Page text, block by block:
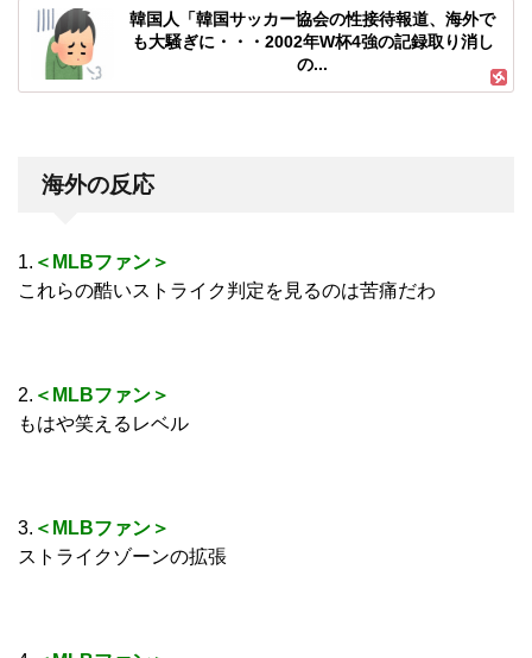
韓国人「韓国サッカー協会の性接待報道、海外で
も大騒ぎに・・・2002年W杯4強の記録取り消し
の...
海外の反応
1. ＜MLBファン＞
これらの酷いストライク判定を見るのは苦痛だわ
2. ＜MLBファン＞
もはや笑えるレベル
3. ＜MLBファン＞
ストライクゾーンの拡張